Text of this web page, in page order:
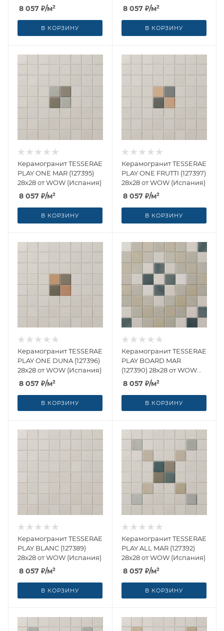
(Испания)
8 057 ₽/м²
В КОРЗИНУ
8 057 ₽/м²
В КОРЗИНУ
Керамогранит TESSERAE
PLAY ONE MAR (127395)
28x28 от WOW (Испания)
8 057 ₽/м²
В КОРЗИНУ
Керамогранит TESSERAE
PLAY ONE FRUTTI (127397)
28x28 от WOW (Испания)
8 057 ₽/м²
В КОРЗИНУ
Керамогранит TESSERAE
PLAY ONE DUNA (127396)
28x28 от WOW (Испания)
8 057 ₽/м²
В КОРЗИНУ
Керамогранит TESSERAE
PLAY BOARD MAR
(127390) 28x28 от WOW
(Испания)
8 057 ₽/м²
В КОРЗИНУ
Керамогранит TESSERAE
PLAY BLANC (127389)
28x28 от WOW (Испания)
8 057 ₽/м²
В КОРЗИНУ
Керамогранит TESSERAE
PLAY ALL MAR (127392)
28x28 от WOW (Испания)
8 057 ₽/м²
В КОРЗИНУ